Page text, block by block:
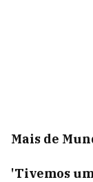
Mais de
'Tivemos